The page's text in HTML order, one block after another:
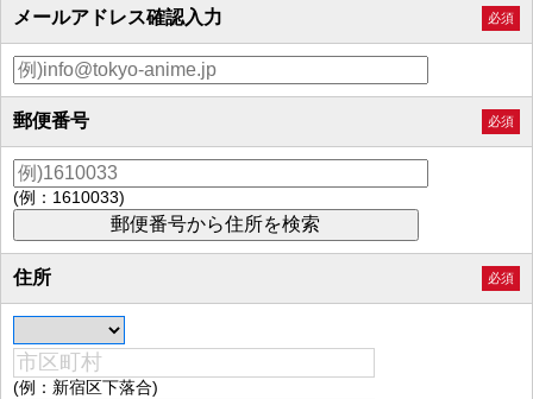
メールアドレス確認入力 必須
郵便番号 必須
(例：1610033)
住所 必須
(例：新宿区下落合)